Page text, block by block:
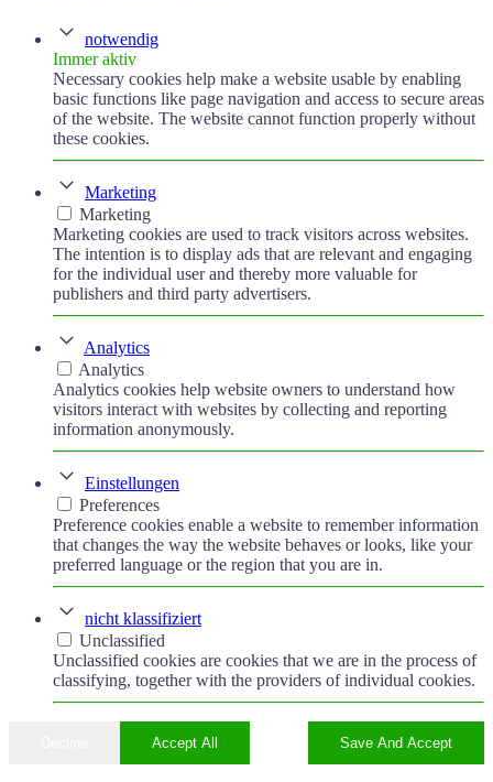
notwendig
Immer aktiv
Necessary cookies help make a website usable by enabling
basic functions like page navigation and access to secure areas
of the website. The website cannot function properly without
these cookies.
Marketing
Marketing
Marketing cookies are used to track visitors across websites.
The intention is to display ads that are relevant and engaging
for the individual user and thereby more valuable for
publishers and third party advertisers.
Analytics
Analytics
Analytics cookies help website owners to understand how
visitors interact with websites by collecting and reporting
information anonymously.
Einstellungen
Preferences
Preference cookies enable a website to remember information
that changes the way the website behaves or looks, like your
preferred language or the region that you are in.
nicht klassifiziert
Unclassified
Unclassified cookies are cookies that we are in the process of
classifying, together with the providers of individual cookies.
Accept All Save And Accept